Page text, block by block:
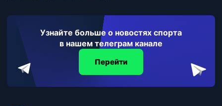
Узнайте больше о новостях спорта
в нашем телеграм канале
Перейти